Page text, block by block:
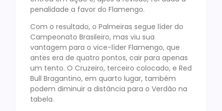
penalidade a favor do Flamengo.
Com o resultado, o Palmeiras segue líder do
Campeonato Brasileiro, mas viu sua
vantagem para o vice-líder Flamengo, que
antes era de quatro pontos, cair para apenas
um tento. O Cruzeiro, terceiro colocado, e Red
Bull Bragantino, em quarto lugar, também
podem diminuir a distância para o Verdão na
tabela.